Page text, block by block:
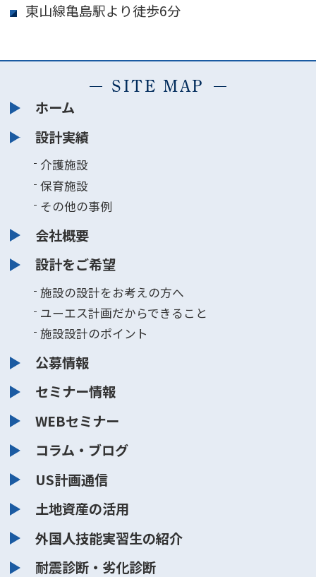
東山線亀島駅より徒歩6分
SITE MAP
ホーム
設計実績
介護施設
保育施設
その他の事例
会社概要
設計をご希望
施設の設計をお考えの方へ
ユーエス計画だからできること
施設設計のポイント
公募情報
セミナー情報
WEBセミナー
コラム・ブログ
US計画通信
土地資産の活用
外国人技能実習生の紹介
耐震診断・劣化診断